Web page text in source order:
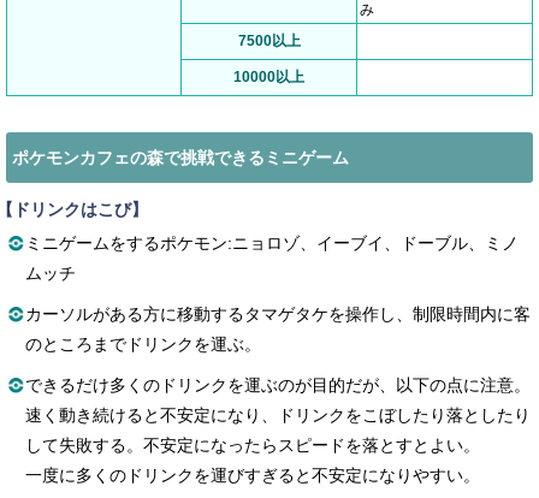
み
7500以上
10000以上
ポケモンカフェの森で挑戦できるミニゲーム
ドリンクはこび】
ミニゲームをするポケモン:ニョロゾ、イーブイ、ドーブル、ミノ
ムッチ
カーソルがある方に移動するタマゲタケを操作し、制限時間内に客
のところまでドリンクを運ぶ。
できるだけ多くのドリンクを運ぶのが目的だが、以下の点に注意。
速く動き続けると不安定になり、ドリンクをこぼしたり落としたり
して失敗する。不安定になったらスピードを落とすとよい。
一度に多くのドリンクを運びすぎると不安定になりやすい。